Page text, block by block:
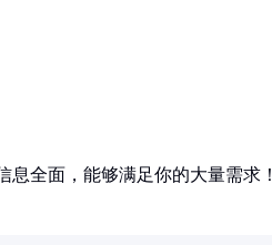
全面，能够满足你的大量需求！